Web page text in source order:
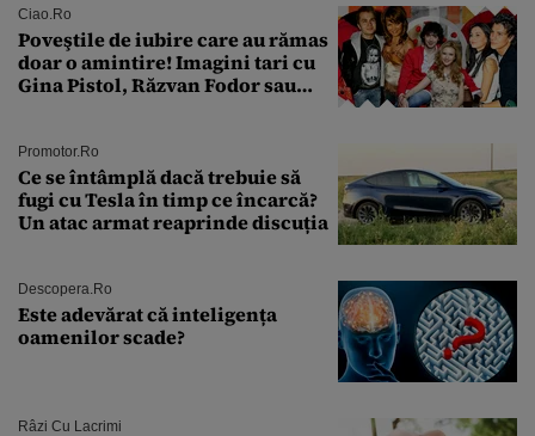
îmi salvez viața”
Ciao.ro
Poveştile de iubire care au rămas
doar o amintire! Imagini tari cu
Gina Pistol, Răzvan Fodor sau
Promotor.ro
Ce se întâmplă dacă trebuie să
fugi cu Tesla în timp ce încarcă?
Un atac armat reaprinde discuția
Descopera.ro
Este adevărat că inteligența
oamenilor scade?
Râzi Cu Lacrimi